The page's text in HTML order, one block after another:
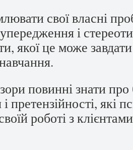
свої власні
і
якої це може
повинні знати про
претензійності, які
роботі з